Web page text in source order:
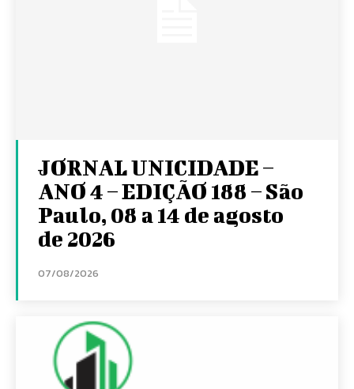
JORNAL UNICIDADE –
ANO 4 – EDIÇÃO 188 – São
Paulo, 08 a 14 de agosto
de 2026
07/08/2026